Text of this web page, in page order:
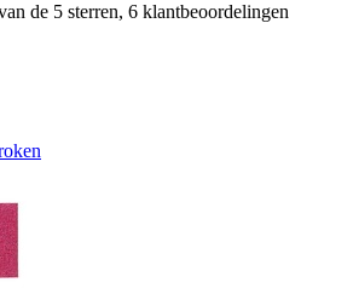
de 5 sterren, 6 klantbeoordelingen